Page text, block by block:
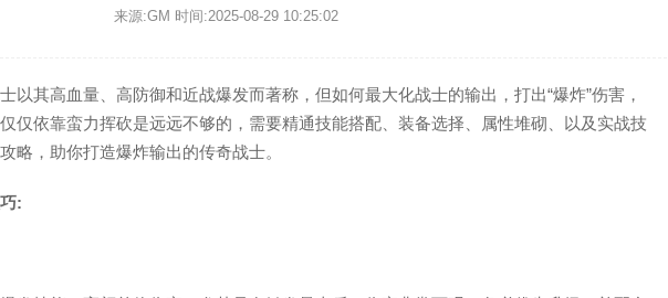
来源:GM 时间:2025-08-29 10:25:02
以其高血量、高防御和近战爆发而著称，但如何最大化战士的输出，打出“爆炸”伤害，
仅依靠蛮力挥砍是远远不够的，需要精通技能搭配、装备选择、属性堆砌、以及实战技
略，助你打造爆炸输出的传奇战士。
: